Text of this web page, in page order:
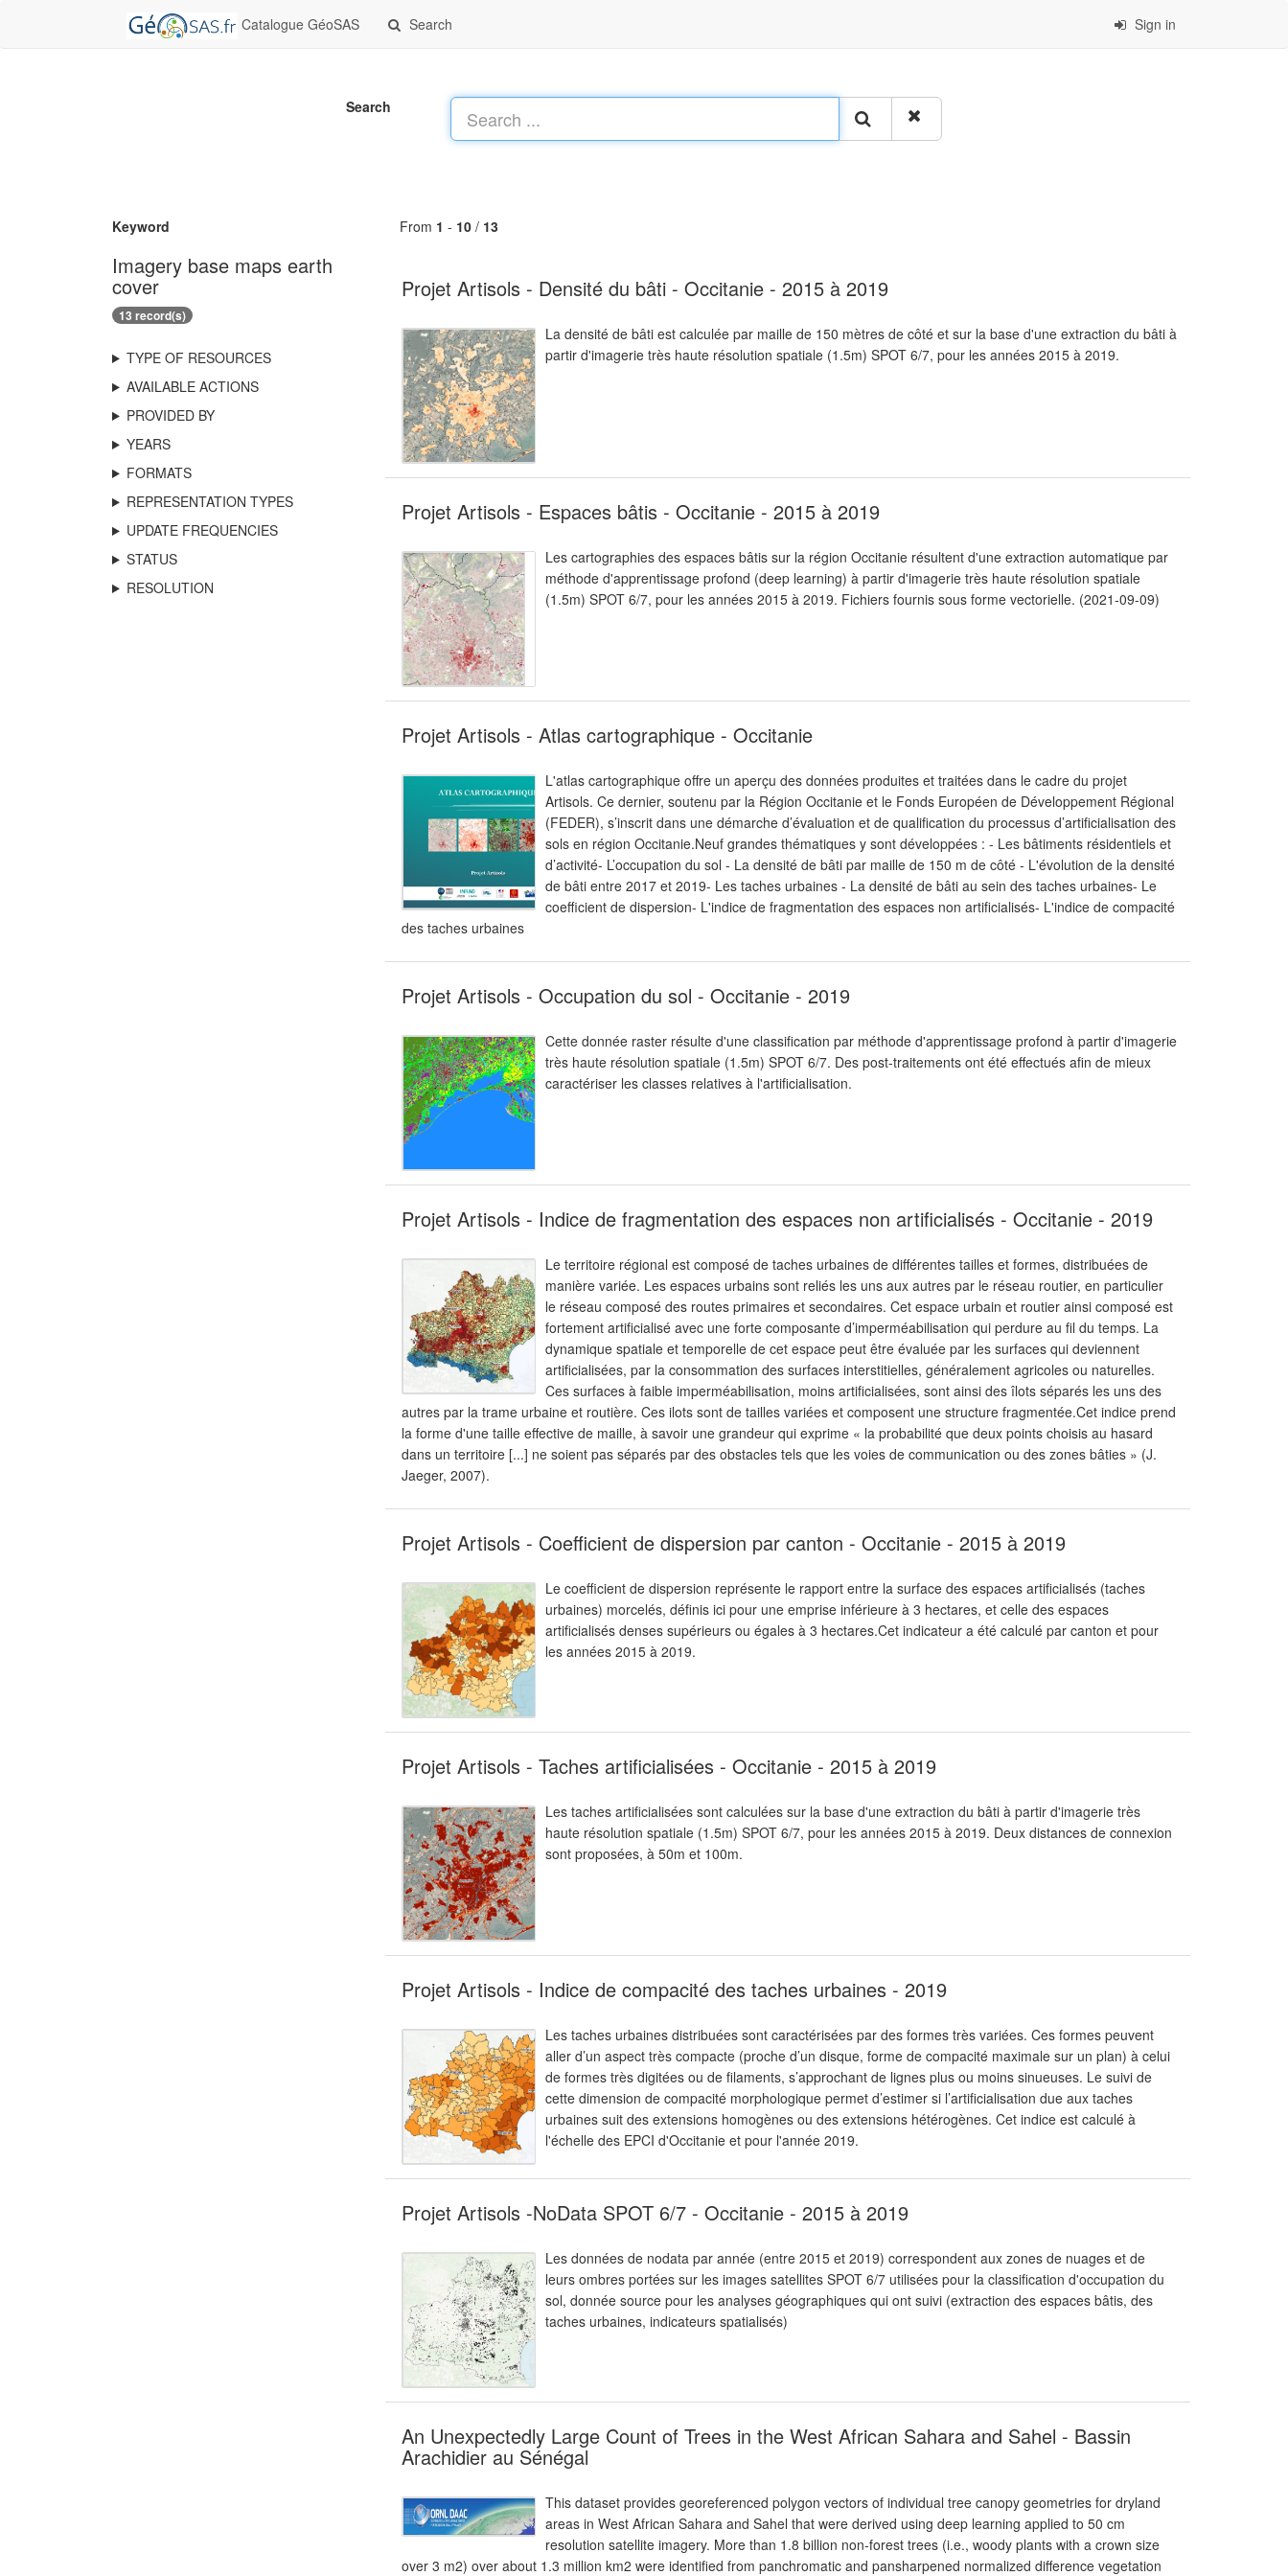
Catalogue GéoSAS Search Sign in
Search
Keyword
Imagery base maps earth
cover
13 record(s)
TYPE OF RESOURCES
AVAILABLE ACTIONS
PROVIDED BY
YEARS
FORMATS
REPRESENTATION TYPES
UPDATE FREQUENCIES
STATUS
RESOLUTION
From 1 - 10 / 13
Projet Artisols - Densité du bâti - Occitanie - 2015 à 2019
La densité de bâti est calculée par maille de 150 mètres de côté et sur la base d'une extraction du bâti à
partir d'imagerie très haute résolution spatiale (1.5m) SPOT 6/7, pour les années 2015 à 2019.
Projet Artisols - Espaces bâtis - Occitanie - 2015 à 2019
Les cartographies des espaces bâtis sur la région Occitanie résultent d'une extraction automatique par
méthode d'apprentissage profond (deep learning) à partir d'imagerie très haute résolution spatiale
(1.5m) SPOT 6/7, pour les années 2015 à 2019. Fichiers fournis sous forme vectorielle. (2021-09-09)
Projet Artisols - Atlas cartographique - Occitanie
L'atlas cartographique offre un aperçu des données produites et traitées dans le cadre du projet
Artisols. Ce dernier, soutenu par la Région Occitanie et le Fonds Européen de Développement Régional
(FEDER), s’inscrit dans une démarche d’évaluation et de qualification du processus d’artificialisation des
sols en région Occitanie.Neuf grandes thématiques y sont développées : - Les bâtiments résidentiels et
d’activité- L’occupation du sol - La densité de bâti par maille de 150 m de côté - L'évolution de la densité
de bâti entre 2017 et 2019- Les taches urbaines - La densité de bâti au sein des taches urbaines- Le
coefficient de dispersion- L'indice de fragmentation des espaces non artificialisés- L'indice de compacité
des taches urbaines
Projet Artisols - Occupation du sol - Occitanie - 2019
Cette donnée raster résulte d'une classification par méthode d'apprentissage profond à partir d'imagerie
très haute résolution spatiale (1.5m) SPOT 6/7. Des post-traitements ont été effectués afin de mieux
caractériser les classes relatives à l'artificialisation.
Projet Artisols - Indice de fragmentation des espaces non artificialisés - Occitanie - 2019
Le territoire régional est composé de taches urbaines de différentes tailles et formes, distribuées de
manière variée. Les espaces urbains sont reliés les uns aux autres par le réseau routier, en particulier
le réseau composé des routes primaires et secondaires. Cet espace urbain et routier ainsi composé est
fortement artificialisé avec une forte composante d’imperméabilisation qui perdure au fil du temps. La
dynamique spatiale et temporelle de cet espace peut être évaluée par les surfaces qui deviennent
artificialisées, par la consommation des surfaces interstitielles, généralement agricoles ou naturelles.
Ces surfaces à faible imperméabilisation, moins artificialisées, sont ainsi des îlots séparés les uns des
autres par la trame urbaine et routière. Ces ilots sont de tailles variées et composent une structure fragmentée.Cet indice prend
la forme d'une taille effective de maille, à savoir une grandeur qui exprime « la probabilité que deux points choisis au hasard
dans un territoire [...] ne soient pas séparés par des obstacles tels que les voies de communication ou des zones bâties » (J.
Jaeger, 2007).
Projet Artisols - Coefficient de dispersion par canton - Occitanie - 2015 à 2019
Le coefficient de dispersion représente le rapport entre la surface des espaces artificialisés (taches
urbaines) morcelés, définis ici pour une emprise inférieure à 3 hectares, et celle des espaces
artificialisés denses supérieurs ou égales à 3 hectares.Cet indicateur a été calculé par canton et pour
les années 2015 à 2019.
Projet Artisols - Taches artificialisées - Occitanie - 2015 à 2019
Les taches artificialisées sont calculées sur la base d'une extraction du bâti à partir d'imagerie très
haute résolution spatiale (1.5m) SPOT 6/7, pour les années 2015 à 2019. Deux distances de connexion
sont proposées, à 50m et 100m.
Projet Artisols - Indice de compacité des taches urbaines - 2019
Les taches urbaines distribuées sont caractérisées par des formes très variées. Ces formes peuvent
aller d’un aspect très compacte (proche d’un disque, forme de compacité maximale sur un plan) à celui
de formes très digitées ou de filaments, s’approchant de lignes plus ou moins sinueuses. Le suivi de
cette dimension de compacité morphologique permet d’estimer si l’artificialisation due aux taches
urbaines suit des extensions homogènes ou des extensions hétérogènes. Cet indice est calculé à
l'échelle des EPCI d'Occitanie et pour l'année 2019.
Projet Artisols -NoData SPOT 6/7 - Occitanie - 2015 à 2019
Les données de nodata par année (entre 2015 et 2019) correspondent aux zones de nuages et de
leurs ombres portées sur les images satellites SPOT 6/7 utilisées pour la classification d'occupation du
sol, donnée source pour les analyses géographiques qui ont suivi (extraction des espaces bâtis, des
taches urbaines, indicateurs spatialisés)
An Unexpectedly Large Count of Trees in the West African Sahara and Sahel - Bassin
Arachidier au Sénégal
This dataset provides georeferenced polygon vectors of individual tree canopy geometries for dryland
areas in West African Sahara and Sahel that were derived using deep learning applied to 50 cm
resolution satellite imagery. More than 1.8 billion non-forest trees (i.e., woody plants with a crown size
over 3 m2) over about 1.3 million km2 were identified from panchromatic and pansharpened normalized difference vegetation